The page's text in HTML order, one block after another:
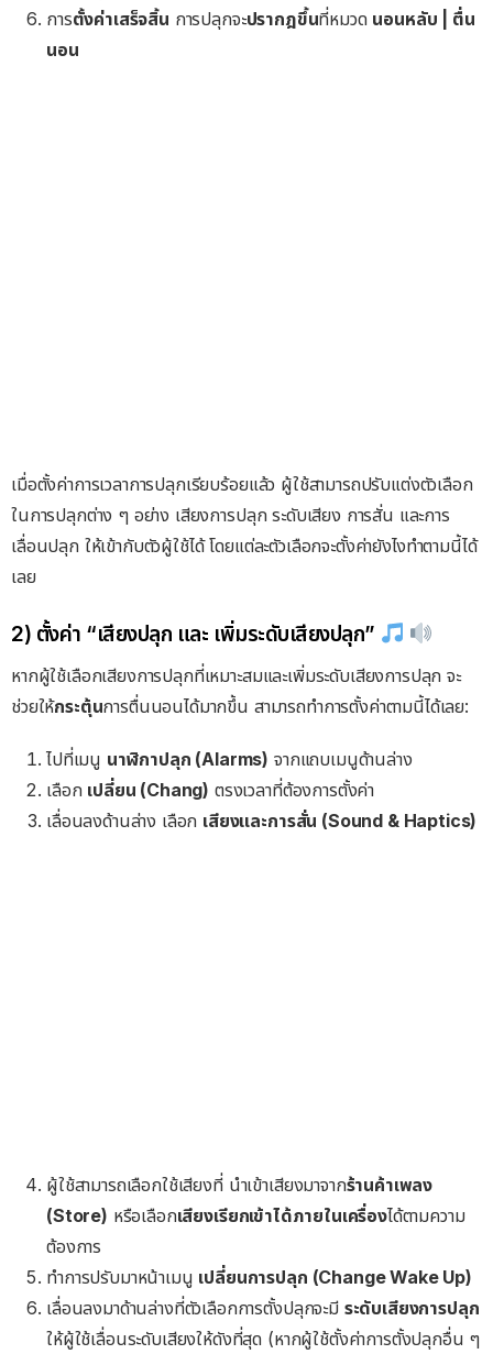
การตั้งค่าเสร็จสิ้น การปลุกจะปรากฎขึ้นที่หมวด นอนหลับ | ตื่น
นอน
เมื่อตั้งค่าการเวลาการปลุกเรียบร้อยแล้ว ผู้ใช้สามารถปรับแต่งตัวเลือก
ในการปลุกต่าง ๆ อย่าง เสียงการปลุก ระดับเสียง การสั่น และการ
เลื่อนปลุก ให้เข้ากับตัวผู้ใช้ได้ โดยแต่ละตัวเลือกจะตั้งค่ายังไงทำตามนี้ได้
เลย
2) ตั้งค่า “เสียงปลุก และ เพิ่มระดับเสียงปลุก”
หากผู้ใช้เลือกเสียงการปลุกที่เหมาะสมและเพิ่มระดับเสียงการปลุก จะ
ช่วยให้กระตุ้นการตื่นนอนได้มากขึ้น สามารถทำการตั้งค่าตามนี้ได้เลย:
ไปที่เมนู นาฬิกาปลุก (Alarms) จากแถบเมนูด้านล่าง
เลือก เปลี่ยน (Chang) ตรงเวลาที่ต้องการตั้งค่า
เลื่อนลงด้านล่าง เลือก เสียงและการสั่น (Sound & Haptics)
ผู้ใช้สามารถเลือกใช้เสียงที่ นำเข้าเสียงมาจากร้านค้าเพลง
(Store) หรือเลือกเสียงเรียกเข้าได้ภายในเครื่องได้ตามความ
ต้องการ
ทำการปรับมาหน้าเมนู เปลี่ยนการปลุก (Change Wake Up)
เลื่อนลงมาด้านล่างที่ตัวเลือกการตั้งปลุกจะมี ระดับเสียงการปลุก
ให้ผู้ใช้เลื่อนระดับเสียงให้ดังที่สุด (หากผู้ใช้ตั้งค่าการตั้งปลุกอื่น ๆ